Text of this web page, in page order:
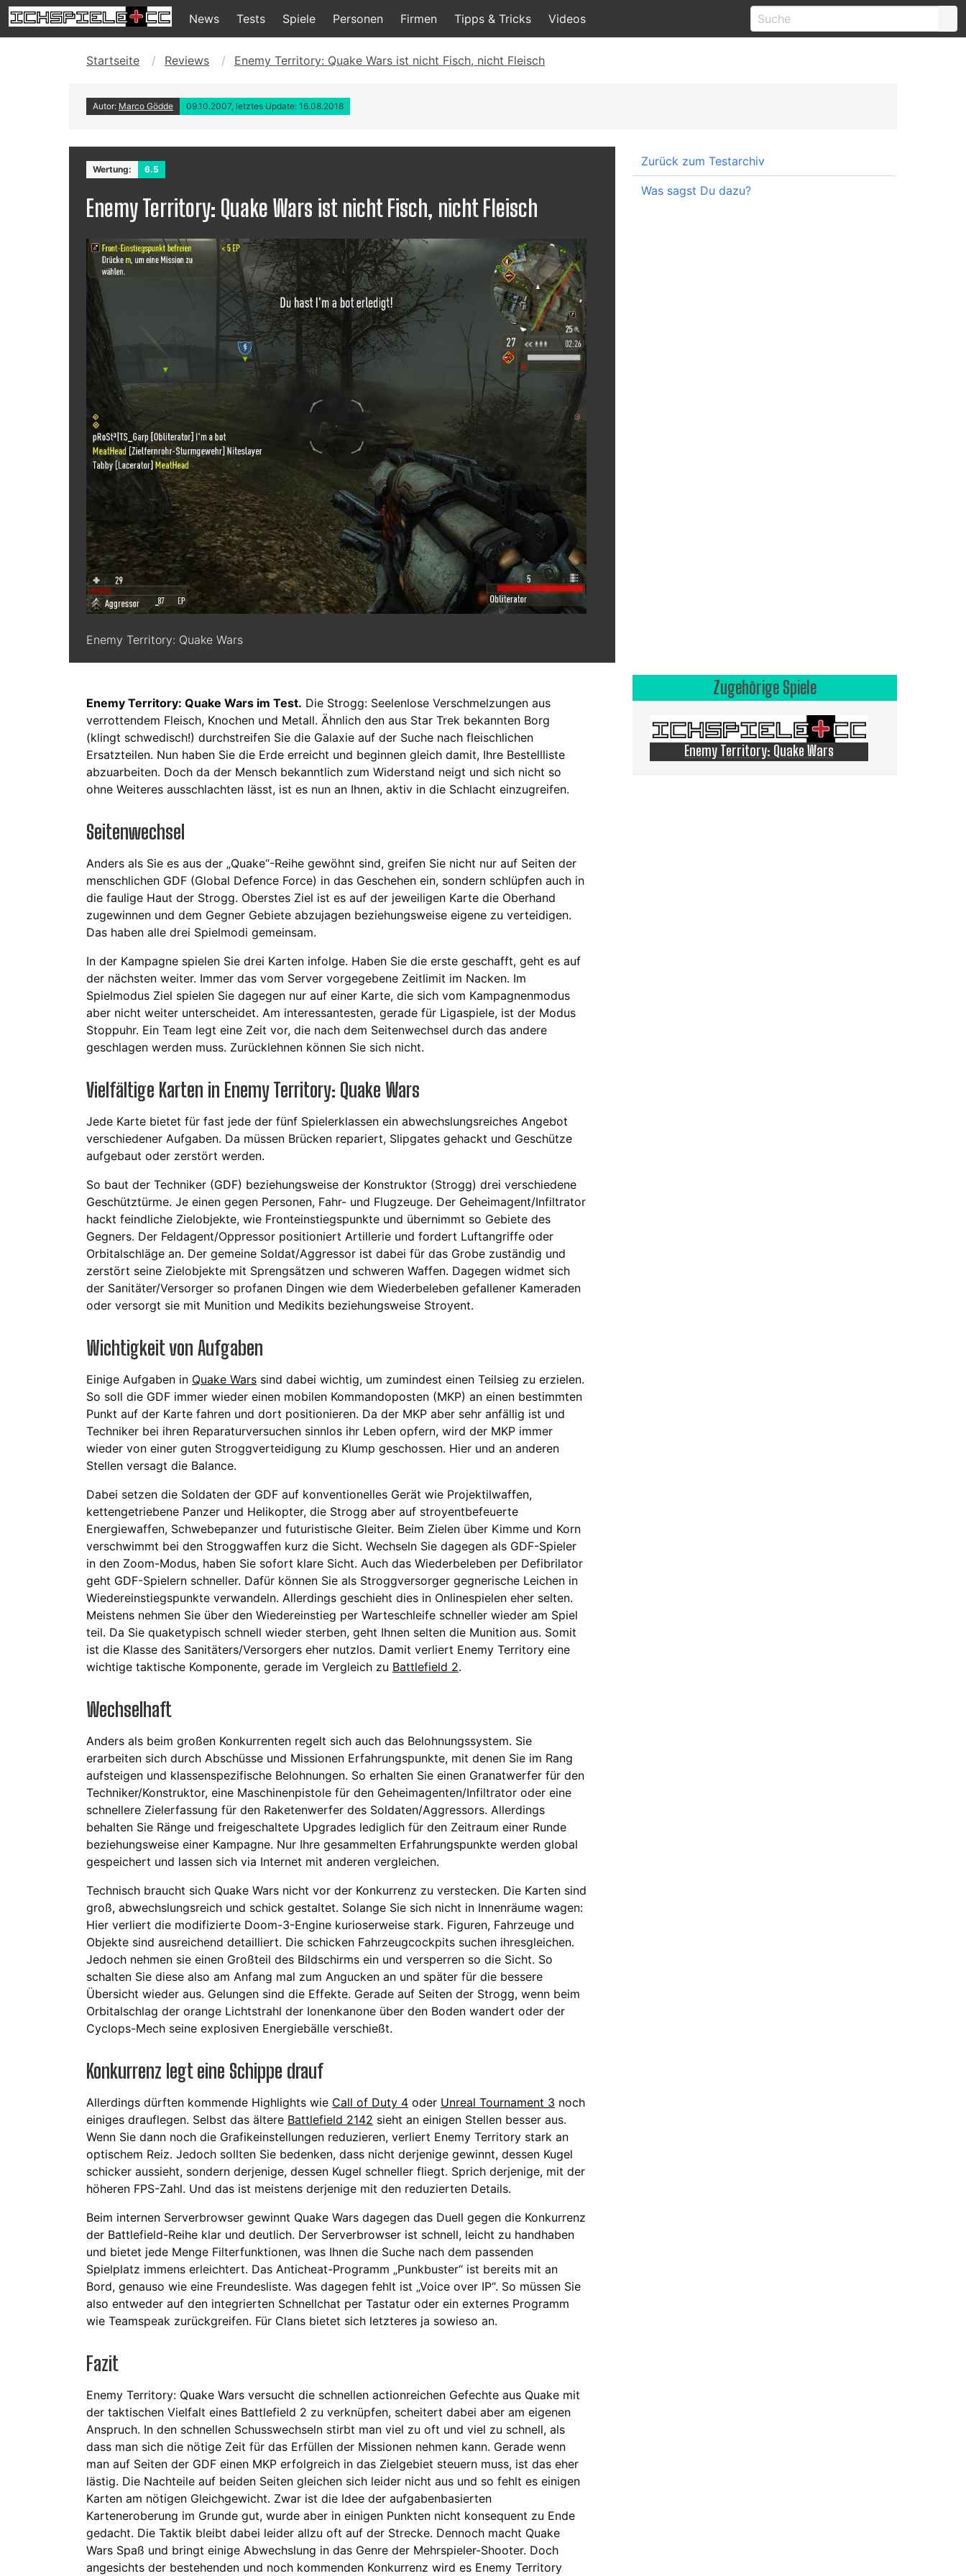
News Tests Spiele Personen Firmen Tipps & Tricks Videos
Startseite Reviews Enemy Territory: Quake Wars ist nicht Fisch, nicht Fleisch
Autor: Marco Gödde 09.10.2007, letztes Update: 16.08.2018
Wertung: 6.5
Enemy Territory: Quake Wars ist nicht Fisch, nicht Fleisch
Enemy Territory: Quake Wars
Enemy Territory: Quake Wars im Test. Die Strogg: Seelenlose Verschmelzungen aus
verrottendem Fleisch, Knochen und Metall. Ähnlich den aus Star Trek bekannten Borg
(klingt schwedisch!) durchstreifen Sie die Galaxie auf der Suche nach fleischlichen
Ersatzteilen. Nun haben Sie die Erde erreicht und beginnen gleich damit, Ihre Bestellliste
abzuarbeiten. Doch da der Mensch bekanntlich zum Widerstand neigt und sich nicht so
ohne Weiteres ausschlachten lässt, ist es nun an Ihnen, aktiv in die Schlacht einzugreifen.
Seitenwechsel
Anders als Sie es aus der „Quake“-Reihe gewöhnt sind, greifen Sie nicht nur auf Seiten der
menschlichen GDF (Global Defence Force) in das Geschehen ein, sondern schlüpfen auch in
die faulige Haut der Strogg. Oberstes Ziel ist es auf der jeweiligen Karte die Oberhand
zugewinnen und dem Gegner Gebiete abzujagen beziehungsweise eigene zu verteidigen.
Das haben alle drei Spielmodi gemeinsam.
In der Kampagne spielen Sie drei Karten infolge. Haben Sie die erste geschafft, geht es auf
der nächsten weiter. Immer das vom Server vorgegebene Zeitlimit im Nacken. Im
Spielmodus Ziel spielen Sie dagegen nur auf einer Karte, die sich vom Kampagnenmodus
aber nicht weiter unterscheidet. Am interessantesten, gerade für Ligaspiele, ist der Modus
Stoppuhr. Ein Team legt eine Zeit vor, die nach dem Seitenwechsel durch das andere
geschlagen werden muss. Zurücklehnen können Sie sich nicht.
Vielfältige Karten in Enemy Territory: Quake Wars
Jede Karte bietet für fast jede der fünf Spielerklassen ein abwechslungsreiches Angebot
verschiedener Aufgaben. Da müssen Brücken repariert, Slipgates gehackt und Geschütze
aufgebaut oder zerstört werden.
So baut der Techniker (GDF) beziehungsweise der Konstruktor (Strogg) drei verschiedene
Geschütztürme. Je einen gegen Personen, Fahr- und Flugzeuge. Der Geheimagent/Infiltrator
hackt feindliche Zielobjekte, wie Fronteinstiegspunkte und übernimmt so Gebiete des
Gegners. Der Feldagent/Oppressor positioniert Artillerie und fordert Luftangriffe oder
Orbitalschläge an. Der gemeine Soldat/Aggressor ist dabei für das Grobe zuständig und
zerstört seine Zielobjekte mit Sprengsätzen und schweren Waffen. Dagegen widmet sich
der Sanitäter/Versorger so profanen Dingen wie dem Wiederbeleben gefallener Kameraden
oder versorgt sie mit Munition und Medikits beziehungsweise Stroyent.
Wichtigkeit von Aufgaben
Einige Aufgaben in Quake Wars sind dabei wichtig, um zumindest einen Teilsieg zu erzielen.
So soll die GDF immer wieder einen mobilen Kommandoposten (MKP) an einen bestimmten
Punkt auf der Karte fahren und dort positionieren. Da der MKP aber sehr anfällig ist und
Techniker bei ihren Reparaturversuchen sinnlos ihr Leben opfern, wird der MKP immer
wieder von einer guten Stroggverteidigung zu Klump geschossen. Hier und an anderen
Stellen versagt die Balance.
Dabei setzen die Soldaten der GDF auf konventionelles Gerät wie Projektilwaffen,
kettengetriebene Panzer und Helikopter, die Strogg aber auf stroyentbefeuerte
Energiewaffen, Schwebepanzer und futuristische Gleiter. Beim Zielen über Kimme und Korn
verschwimmt bei den Stroggwaffen kurz die Sicht. Wechseln Sie dagegen als GDF-Spieler
in den Zoom-Modus, haben Sie sofort klare Sicht. Auch das Wiederbeleben per Defibrilator
geht GDF-Spielern schneller. Dafür können Sie als Stroggversorger gegnerische Leichen in
Wiedereinstiegspunkte verwandeln. Allerdings geschieht dies in Onlinespielen eher selten.
Meistens nehmen Sie über den Wiedereinstieg per Warteschleife schneller wieder am Spiel
teil. Da Sie quaketypisch schnell wieder sterben, geht Ihnen selten die Munition aus. Somit
ist die Klasse des Sanitäters/Versorgers eher nutzlos. Damit verliert Enemy Territory eine
wichtige taktische Komponente, gerade im Vergleich zu Battlefield 2.
Wechselhaft
Anders als beim großen Konkurrenten regelt sich auch das Belohnungssystem. Sie
erarbeiten sich durch Abschüsse und Missionen Erfahrungspunkte, mit denen Sie im Rang
aufsteigen und klassenspezifische Belohnungen. So erhalten Sie einen Granatwerfer für den
Techniker/Konstruktor, eine Maschinenpistole für den Geheimagenten/Infiltrator oder eine
schnellere Zielerfassung für den Raketenwerfer des Soldaten/Aggressors. Allerdings
behalten Sie Ränge und freigeschaltete Upgrades lediglich für den Zeitraum einer Runde
beziehungsweise einer Kampagne. Nur Ihre gesammelten Erfahrungspunkte werden global
gespeichert und lassen sich via Internet mit anderen vergleichen.
Technisch braucht sich Quake Wars nicht vor der Konkurrenz zu verstecken. Die Karten sind
groß, abwechslungsreich und schick gestaltet. Solange Sie sich nicht in Innenräume wagen:
Hier verliert die modifizierte Doom-3-Engine kurioserweise stark. Figuren, Fahrzeuge und
Objekte sind ausreichend detailliert. Die schicken Fahrzeugcockpits suchen ihresgleichen.
Jedoch nehmen sie einen Großteil des Bildschirms ein und versperren so die Sicht. So
schalten Sie diese also am Anfang mal zum Angucken an und später für die bessere
Übersicht wieder aus. Gelungen sind die Effekte. Gerade auf Seiten der Strogg, wenn beim
Orbitalschlag der orange Lichtstrahl der Ionenkanone über den Boden wandert oder der
Cyclops-Mech seine explosiven Energiebälle verschießt.
Konkurrenz legt eine Schippe drauf
Allerdings dürften kommende Highlights wie Call of Duty 4 oder Unreal Tournament 3 noch
einiges drauflegen. Selbst das ältere Battlefield 2142 sieht an einigen Stellen besser aus.
Wenn Sie dann noch die Grafikeinstellungen reduzieren, verliert Enemy Territory stark an
optischem Reiz. Jedoch sollten Sie bedenken, dass nicht derjenige gewinnt, dessen Kugel
schicker aussieht, sondern derjenige, dessen Kugel schneller fliegt. Sprich derjenige, mit der
höheren FPS-Zahl. Und das ist meistens derjenige mit den reduzierten Details.
Beim internen Serverbrowser gewinnt Quake Wars dagegen das Duell gegen die Konkurrenz
der Battlefield-Reihe klar und deutlich. Der Serverbrowser ist schnell, leicht zu handhaben
und bietet jede Menge Filterfunktionen, was Ihnen die Suche nach dem passenden
Spielplatz immens erleichtert. Das Anticheat-Programm „Punkbuster“ ist bereits mit an
Bord, genauso wie eine Freundesliste. Was dagegen fehlt ist „Voice over IP“. So müssen Sie
also entweder auf den integrierten Schnellchat per Tastatur oder ein externes Programm
wie Teamspeak zurückgreifen. Für Clans bietet sich letzteres ja sowieso an.
Fazit
Enemy Territory: Quake Wars versucht die schnellen actionreichen Gefechte aus Quake mit
der taktischen Vielfalt eines Battlefield 2 zu verknüpfen, scheitert dabei aber am eigenen
Anspruch. In den schnellen Schusswechseln stirbt man viel zu oft und viel zu schnell, als
dass man sich die nötige Zeit für das Erfüllen der Missionen nehmen kann. Gerade wenn
man auf Seiten der GDF einen MKP erfolgreich in das Zielgebiet steuern muss, ist das eher
lästig. Die Nachteile auf beiden Seiten gleichen sich leider nicht aus und so fehlt es einigen
Karten am nötigen Gleichgewicht. Zwar ist die Idee der aufgabenbasierten
Karteneroberung im Grunde gut, wurde aber in einigen Punkten nicht konsequent zu Ende
gedacht. Die Taktik bleibt dabei leider allzu oft auf der Strecke. Dennoch macht Quake
Wars Spaß und bringt einige Abwechslung in das Genre der Mehrspieler-Shooter. Doch
angesichts der bestehenden und noch kommenden Konkurrenz wird es Enemy Territory
Zurück zum Testarchiv
Was sagst Du dazu?
Zugehörige Spiele
Enemy Territory: Quake Wars